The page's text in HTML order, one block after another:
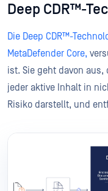
Deep CDR™-
Die Deep CDR™-
MetaDefender Core,
ist. Sie geht davon
jeder aktive Inhalt in
Risiko darstellt, und